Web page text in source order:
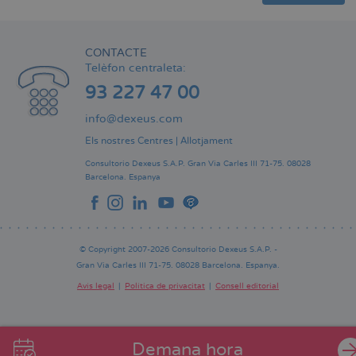
Demana hora
CONTACTE
Telèfon centraleta:
93 227 47 00
info@dexeus.com
Els nostres Centres | Allotjament
Consultorio Dexeus S.A.P. Gran Via Carles III 71-75. 08028
Barcelona. Espanya
© Copyright 2007-2026 Consultorio Dexeus S.A.P. -
Gran Via Carles III 71-75. 08028 Barcelona. Espanya.
página
Avís legal Política de privacitat Consell editorial